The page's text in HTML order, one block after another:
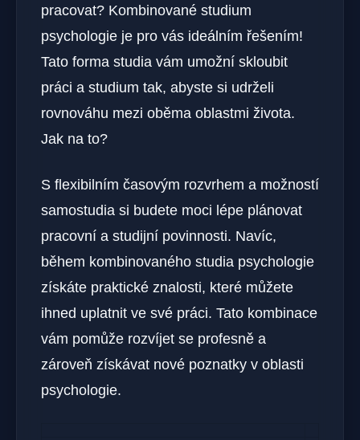
pracovat? Kombinované studium
psychologie je pro vás ideálním řešením!
Tato forma studia vám umožní skloubit
práci a studium tak, abyste si udrželi
rovnováhu mezi oběma oblastmi života.
Jak na to?
S flexibilním časovým rozvrhem a možností
samostudia si budete moci lépe plánovat
pracovní a studijní povinnosti. Navíc,
během kombinovaného studia psychologie
získáte praktické znalosti, které můžete
ihned uplatnit ve své práci. Tato kombinace
vám pomůže rozvíjet se profesně a
zároveň získávat nové poznatky v oblasti
psychologie.